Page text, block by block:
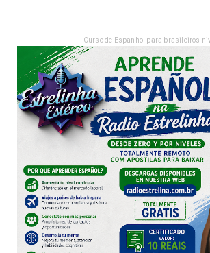
- Curso de Espanhol para brasileiros